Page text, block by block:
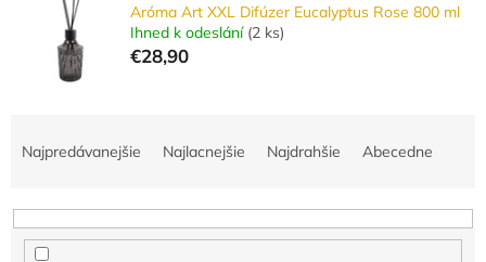
Aróma Art XXL Difúzer Eucalyptus Rose 800 ml
Ihned k odeslání (2 ks)
€28,90
n
Najpredávanejšie Najlacnejšie Najdrahšie Abecedne